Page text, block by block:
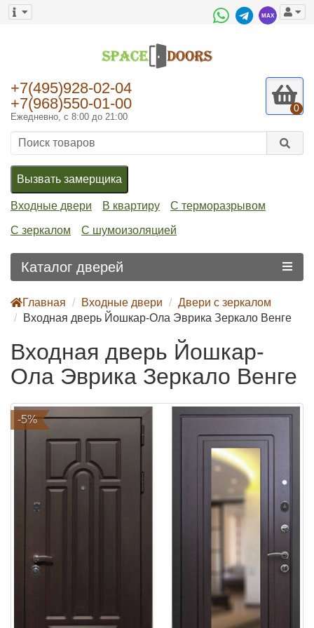
+7(495)928-02-04
+7(968)550-01-00
Ежедневно, с 8:00 до 21:00
0
Вызвать замерщика
Входные двери В квартиру С терморазрывом
С зеркалом С шумоизоляцией
Каталог дверей
Главная Входные двери
Двери с зеркалом
Входная дверь Йошкар-Ола Эврика Зеркало Венге
Входная дверь Йошкар-
Ола Эврика Зеркало Венге
-5%